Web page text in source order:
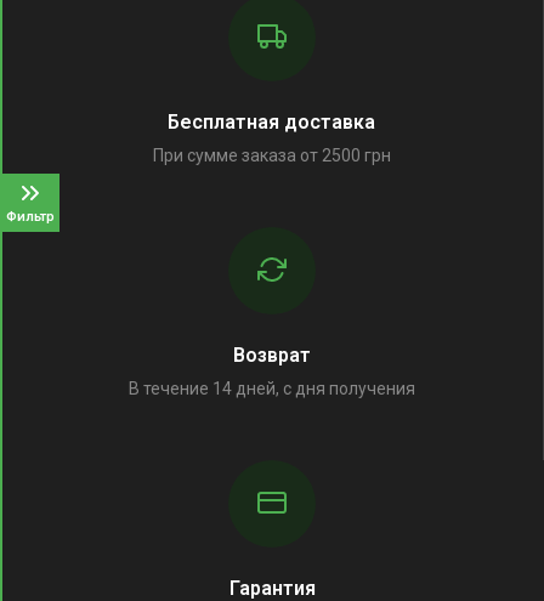
Фильтр
Бесплатная доставка
При сумме заказа от 2500 грн
Возврат
В течение 14 дней, с дня получения
Гарантия